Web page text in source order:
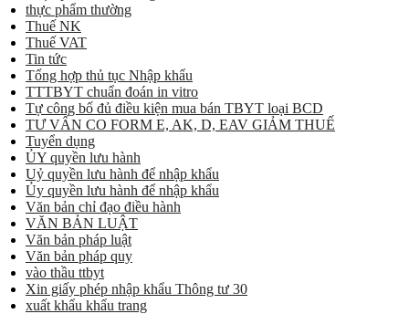
thực phẩm thường
Thuế NK
Thuế VAT
Tin tức
Tổng hợp thủ tục Nhập khẩu
TTTBYT chuẩn đoán in vitro
Tự công bố đủ điều kiện mua bán TBYT loại BCD
TƯ VẤN CO FORM E, AK, D, EAV GIẢM THUẾ
Tuyển dụng
ỦY quyền lưu hành
Uỷ quyền lưu hành để nhập khẩu
Ủy quyền lưu hành để nhập khẩu
Văn bản chỉ đạo điều hành
VĂN BẢN LUẬT
Văn bản pháp luật
Văn bản pháp quy
vào thầu ttbyt
Xin giấy phép nhập khẩu Thông tư 30
xuất khẩu khẩu trang